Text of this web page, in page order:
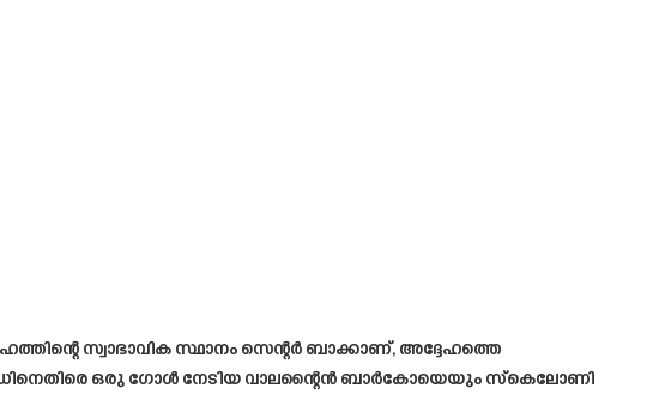
സ്വാഭാവിക സ്ഥാനം സെന്റർ ബാക്കാണ്, അദ്ദേഹത്തെ
ഒരു ഗോൾ നേടിയ വാലന്റൈൻ ബാർകോയെയും സ്കെലോണി